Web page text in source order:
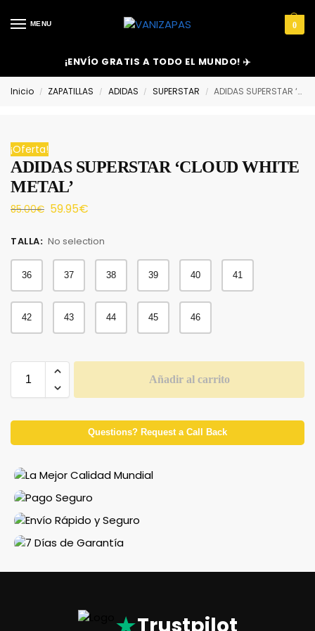
MENU 0
¡ENVÍO GRATIS A TODO EL MUNDO! ✈️
Inicio / ZAPATILLAS / ADIDAS / SUPERSTAR / ADIDAS SUPERSTAR ‘CLOUD WHITE METAL’
¡Oferta!
ADIDAS SUPERSTAR ‘CLOUD WHITE
METAL’
85.00€ 59.95€
TALLA: No selection
36 37 38 39 40 41
42 43 44 45 46
Añadir al carrito
Questions? Request a Call Back
Trustpilot